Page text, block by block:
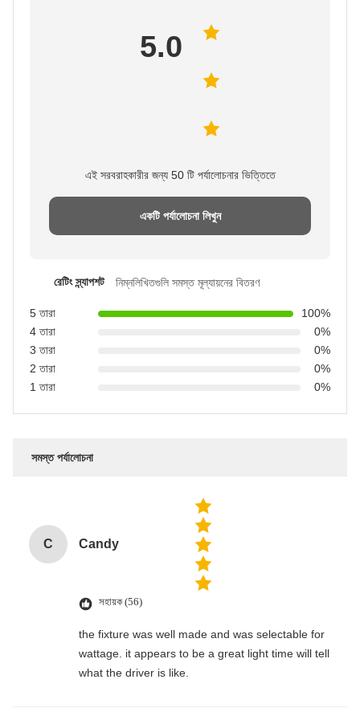
5.0
এই সরবরাহকারীর জন্য 50 টি পর্যালোচনার ভিত্তিতে
একটি পর্যালোচনা লিখুন
রেটিং স্ন্যাপশট নিম্নলিখিতগুলি সমস্ত মূল্যায়নের বিতরণ
5 তারা
100%
4 তারা
0%
3 তারা
0%
2 তারা
0%
1 তারা
0%
সমস্ত পর্যালোচনা
C Candy
সহায়ক (56)
the fixture was well made and was selectable for
wattage. it appears to be a great light time will tell
what the driver is like.